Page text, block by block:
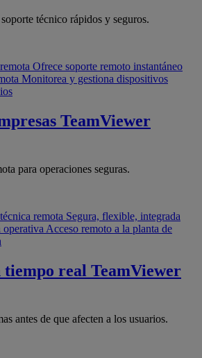
técnico rápidos y seguros.
Ofrece soporte remoto instantáneo
Monitorea y gestiona dispositivos
TeamViewer
para operaciones seguras.
remota Segura, flexible, integrada
operativa Acceso remoto a la planta de
tiempo real TeamViewer
antes de que afecten a los usuarios.